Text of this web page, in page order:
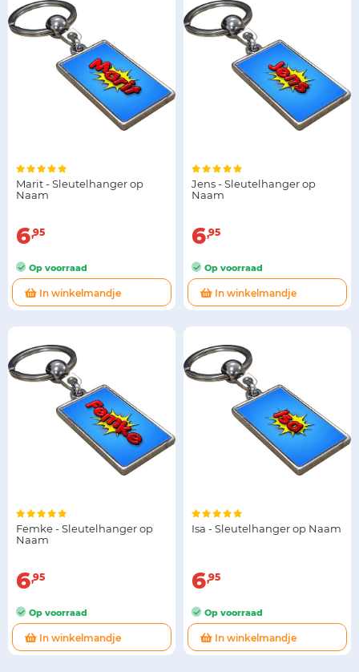
Marit - Sleutelhanger op
Naam
6 95
Op voorraad
In winkelmandje
Jens - Sleutelhanger op
Naam
6 95
Op voorraad
In winkelmandje
Femke - Sleutelhanger op
Naam
6 95
Op voorraad
In winkelmandje
Isa - Sleutelhanger op Naam
6 95
Op voorraad
In winkelmandje